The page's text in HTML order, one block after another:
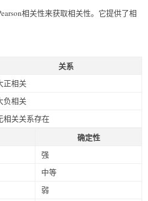
相关性来获取相关性。它提供了相
关系
正相关
负相关
相关关系存在
确定性
强
中等
弱